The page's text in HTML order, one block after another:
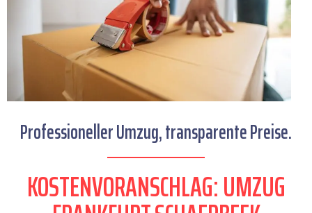
Professioneller Umzug, transparente Preise.
KOSTENVORANSCHLAG: UMZUG